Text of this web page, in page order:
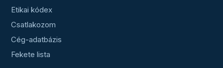
Etikai kódex
Csatlakozom
Cég-adatbázis
Fekete lista